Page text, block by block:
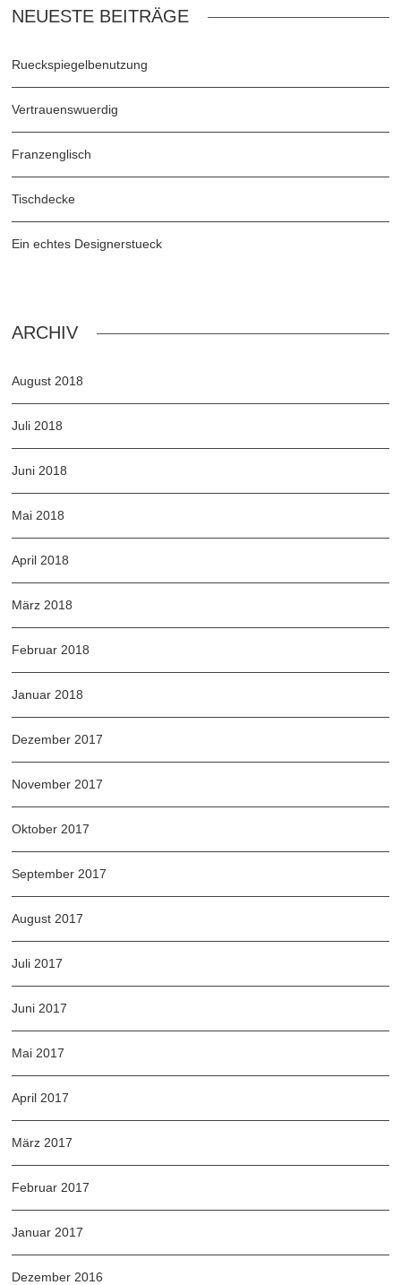
NEUESTE BEITRÄGE
Rueckspiegelbenutzung
Vertrauenswuerdig
Franzenglisch
Tischdecke
Ein echtes Designerstueck
ARCHIV
August 2018
Juli 2018
Juni 2018
Mai 2018
April 2018
März 2018
Februar 2018
Januar 2018
Dezember 2017
November 2017
Oktober 2017
September 2017
August 2017
Juli 2017
Juni 2017
Mai 2017
April 2017
März 2017
Februar 2017
Januar 2017
Dezember 2016